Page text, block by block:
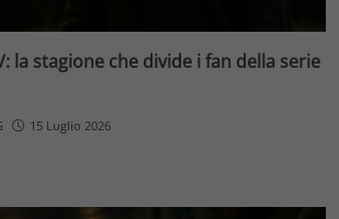
la stagione che divide i fan della serie
15 Luglio 2026